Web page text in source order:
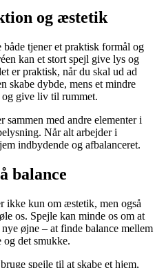
og æstetik
både tjener et praktisk formål og
kan et stort spejl give lys og
er praktisk, når du skal ud ad
skabe dybde, mens et mindre
give liv til rummet.
med andre elementer i
Når alt arbejder i
indbydende og afbalanceret.
balance
ikke kun om æstetik, men også
os. Spejle kan minde os om at
øjne – at finde balance mellem
og det smukke.
spejle til at skabe et hjem,